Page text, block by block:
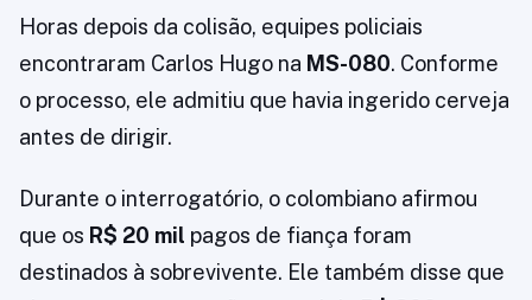
Horas depois da colisão, equipes policiais
encontraram Carlos Hugo na MS-080. Conforme
o processo, ele admitiu que havia ingerido cerveja
antes de dirigir.
Durante o interrogatório, o colombiano afirmou
que os R$ 20 mil pagos de fiança foram
destinados à sobrevivente. Ele também disse que